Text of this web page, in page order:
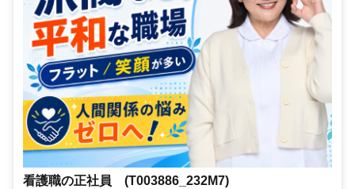
看護職の正社員 (T003886_232M7)